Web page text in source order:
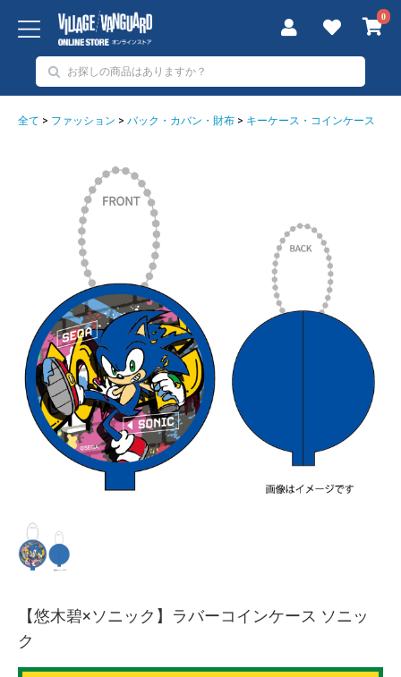
0
全て > ファッション > バック・カバン・財布 > キーケース・コインケース
【悠木碧×ソニック】ラバーコインケース ソニッ
ク